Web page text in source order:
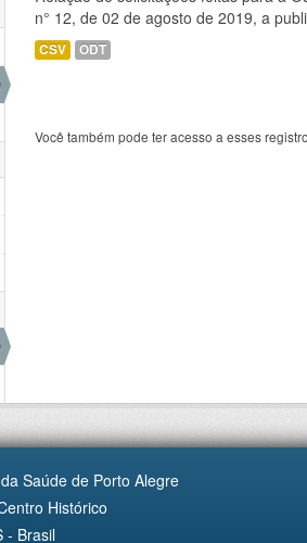
n° 12, de 02 de agosto de 2019, a
CSV ODT
Você também pode ter acesso a esses
Saúde de Porto Alegre
Histórico
- Brasil